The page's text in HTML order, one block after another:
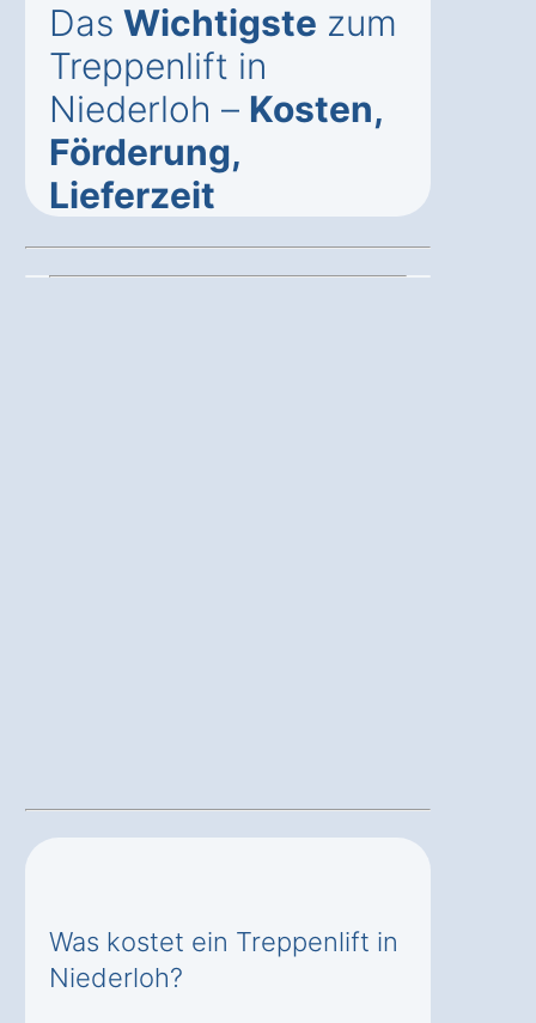
Das Wichtigste zum
Treppenlift in
Niederloh – Kosten,
Förderung,
Lieferzeit
Was kostet ein Treppenlift in
Niederloh?